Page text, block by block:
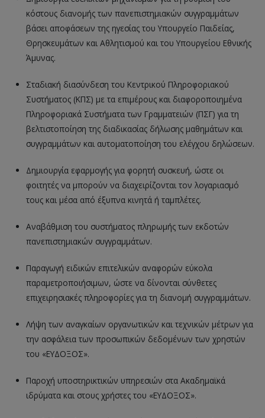
κόστους διανομής των πανεπιστημιακών συγγραμμάτων
βάσει αποφάσεων της ηγεσίας του Υπουργείο Παιδείας,
Θρησκευμάτων και Αθλητισμού και του Υπουργείου Εθνικής
Άμυνας.
Σταδιακή διασύνδεση του Κεντρικού Πληροφοριακού
Συστήματος (ΚΠΣ) με τα επιμέρους και διαφοροποιημένα
Πληροφοριακά Συστήματα των Γραμματειών (ΠΣΓ) για τη
βελτιστοποίηση της διαδικασίας δήλωσης μαθημάτων και
συγγραμμάτων και αυτοματοποίηση του ελέγχου δηλώσεων.
Δημιουργία εφαρμογής για φορητή συσκευή, ώστε οι
φοιτητές να μπορούν να διαχειρίζονται τον λογαριασμό
τους και μέσα από έξυπνα κινητά ή ταμπλέτες.
Αναβάθμιση του συστήματος πληρωμής των εκδοτών
πανεπιστημιακών συγγραμμάτων.
Παραγωγή ειδικών επιτελικών αναφορών εύκολα
παραμετροποιήσιμων, ώστε να δίνονται σύνθετες
επιχειρησιακές πληροφορίες για τη διανομή συγγραμμάτων.
Λήψη των αναγκαίων οργανωτικών και τεχνικών μέτρων για
την ασφάλεια των προσωπικών δεδομένων των χρηστών
του «ΕΥΔΟΞΟΣ».
Παροχή υποστηρικτικών υπηρεσιών στα Ακαδημαϊκά
ιδρύματα και στους χρήστες του «ΕΥΔΟΞΟΣ».